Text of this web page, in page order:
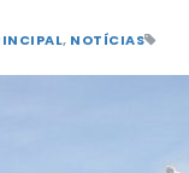
, NOTÍCIAS